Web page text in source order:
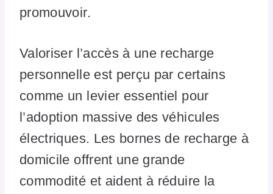
promouvoir.
Valoriser l’accès à une recharge
personnelle est perçu par certains
comme un levier essentiel pour
l’adoption massive des véhicules
électriques. Les bornes de recharge à
domicile offrent une grande
commodité et aident à réduire la